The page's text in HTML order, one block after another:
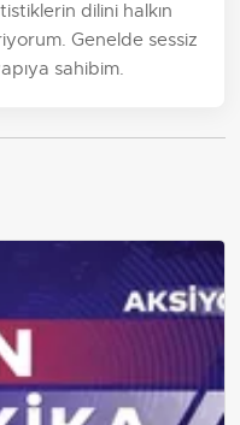
dilini halkın
Genelde sessiz
sahibim.